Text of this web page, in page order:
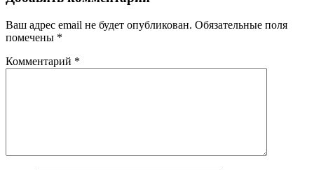
Ваш адрес email не будет опубликован. Обязательные поля
помечены *
Комментарий *